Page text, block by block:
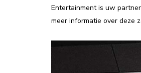
Entertainment is uw
meer informatie over deze